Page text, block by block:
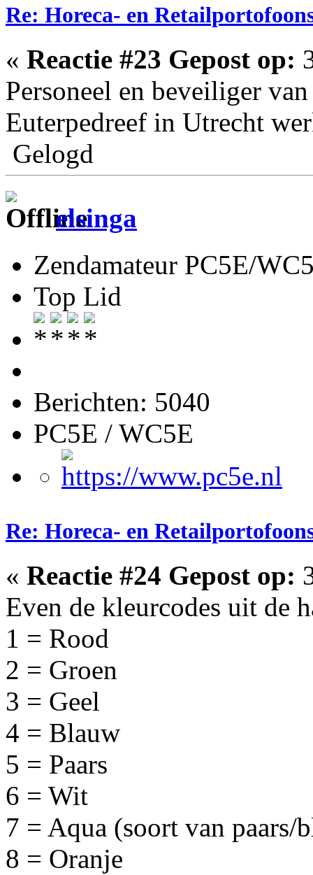
Re: Horeca- en
« Reactie #23 Gepost op:
Personeel en beveiliger
Euterpedreef in Utrecht
Gelogd
elsinga
Zendamateur PC5E/
Top Lid
Berichten: 5040
PC5E / WC5E
Re: Horeca- en
« Reactie #24 Gepost op:
Even de kleurcodes uit de
1 = Rood
2 = Groen
3 = Geel
4 = Blauw
5 = Paars
6 = Wit
7 = Aqua (soort van
8 = Oranje